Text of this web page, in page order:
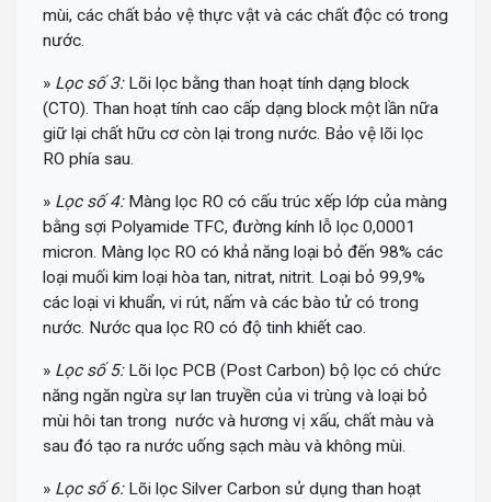
mùi, các chất bảo vệ thực vật và các chất độc có trong
nước.
» Lọc số 3:Lõi lọc bằng than hoạt tính dạng block
(CTO). Than hoạt tính cao cấp dạng block một lần nữa
giữ lại chất hữu cơ còn lại trong nước. Bảo vệ lõi lọc
RO phía sau.
» Lọc số 4:Màng lọc RO có cấu trúc xếp lớp của màng
bằng sợi Polyamide TFC, đường kính lỗ lọc 0,0001
micron. Màng lọc RO có khả năng loại bỏ đến 98% các
loại muối kim loại hòa tan, nitrat, nitrit. Loại bỏ 99,9%
các loại vi khuẩn, vi rút, nấm và các bào tử có trong
nước. Nước qua lọc RO có độ tinh khiết cao.
» Lọc số 5:Lõi lọc PCB (Post Carbon) bộ lọc có chức
năng ngăn ngừa sự lan truyền của vi trùng và loại bỏ
mùi hôi tan trong nước và hương vị xấu, chất màu và
sau đó tạo ra nước uống sạch màu và không mùi.
» Lọc số 6:Lõi lọc Silver Carbon sử dụng than hoạt